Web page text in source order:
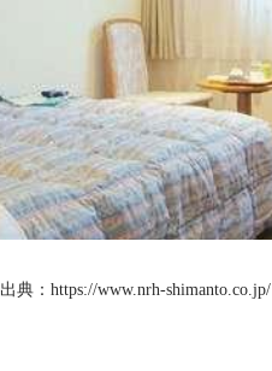
出典：https://www.nrh-shimanto.co.jp/